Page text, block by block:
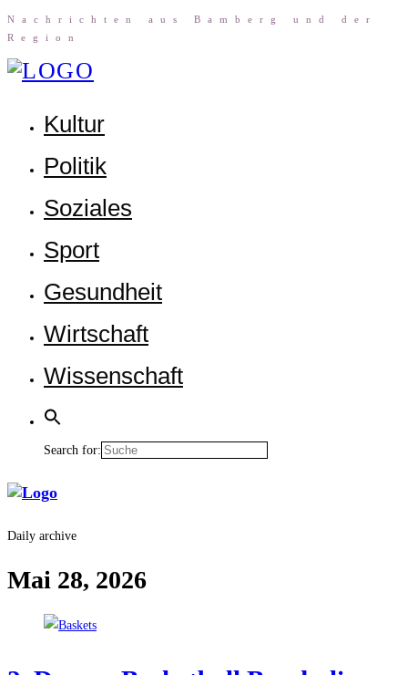
Nach­rich­ten aus Bam­berg und der
Region
Kul­tur
Poli­tik
Sozia­les
Sport
Gesund­heit
Wirt­schaft
Wis­sen­schaft
Search for:
Daily archive
Mai 28, 2026